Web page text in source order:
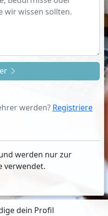
werden? Registriere
werden nur zur
verwendet.
dein Profil